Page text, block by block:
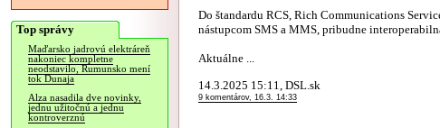
Top správy
Maďarsko jadrovú elektráreň
nakoniec kompletne
neodstavilo, Rumunsko mení
tok Dunaja
Alza nasadila dve novinky,
jednu užitočnú a jednu
kontroverznú
Do štandardu RCS, Rich Communications
nástupcom SMS a MMS, pribudne
Aktuálne ...
14.3.2025 15:11, DSL.sk
9 komentárov, 16.3. 14:33